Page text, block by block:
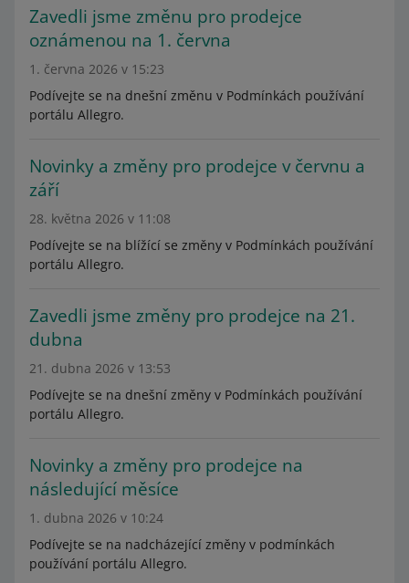
Zavedli jsme změnu pro prodejce
oznámenou na 1. června
1. června 2026 v 15:23
Podívejte se na dnešní změnu v Podmínkách používání
portálu Allegro.
Novinky a změny pro prodejce v červnu a
září
28. května 2026 v 11:08
Podívejte se na blížící se změny v Podmínkách používání
portálu Allegro.
Zavedli jsme změny pro prodejce na 21.
dubna
21. dubna 2026 v 13:53
Podívejte se na dnešní změny v Podmínkách používání
portálu Allegro.
Novinky a změny pro prodejce na
následující měsíce
1. dubna 2026 v 10:24
Podívejte se na nadcházející změny v podmínkách
používání portálu Allegro.